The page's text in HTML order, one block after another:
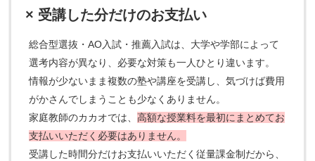
× 受講した分だけのお支払い
総合型選抜・AO入試・推薦入試は、大学や学部によって
選考内容が異なり、必要な対策も一人ひとり違います。
情報が少ないまま複数の塾や講座を受講し、気づけば費用
がかさんでしまうことも少なくありません。
家庭教師のカカオでは、高額な授業料を最初にまとめてお
支払いいただく必要はありません。
受講した時間分だけお支払いいただく従量課金制だから、